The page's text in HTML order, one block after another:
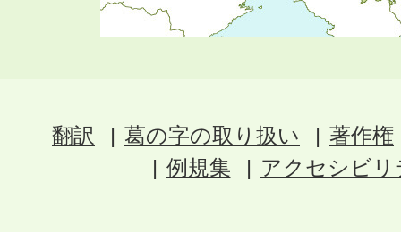
翻訳 葛の字の取り扱い
著作権
例規集
アクセシビ